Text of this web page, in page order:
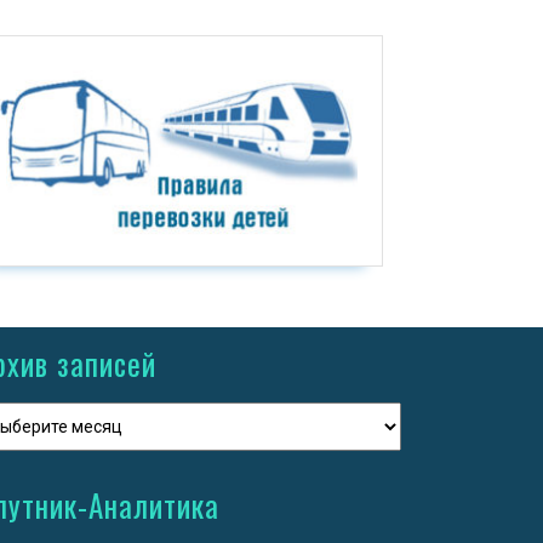
записей
Аналитика